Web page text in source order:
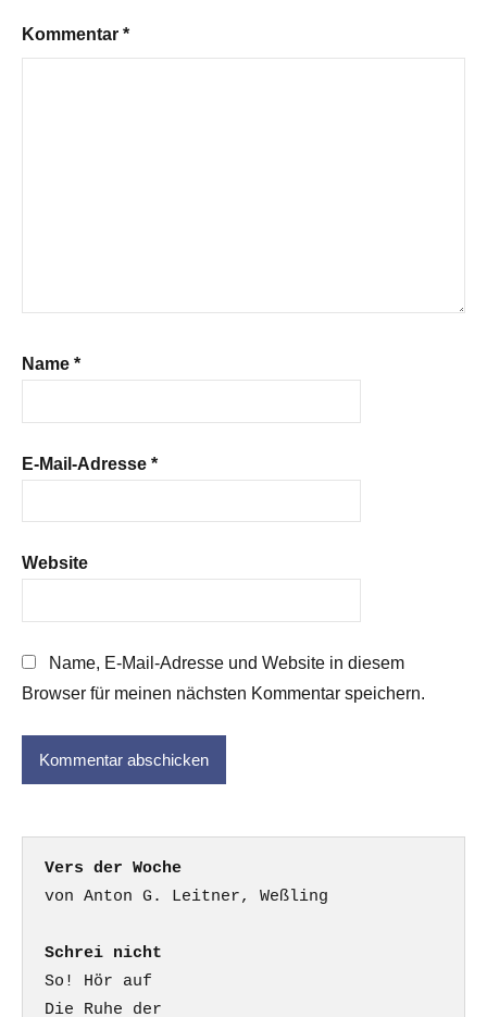
Kommentar *
Name *
E-Mail-Adresse *
Website
Name, E-Mail-Adresse und Website in diesem
Browser für meinen nächsten Kommentar speichern.
Vers der Woche
Schrei nicht
So! Hör auf
Die Ruhe der